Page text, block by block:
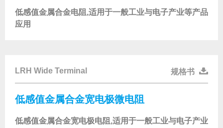
低感值金属合金电阻,适用于一般工业与电子产业等产品
应用
LRH Wide Terminal 规格书
低感值金属合金宽电极微电阻
低感值金属合金宽电极电阻,适用于一般工业与电子产业